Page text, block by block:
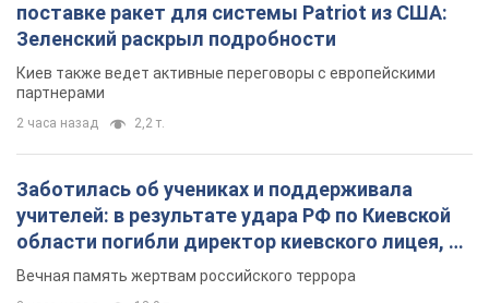
поставке ракет для системы Patriot из США:
Зеленский раскрыл подробности
Киев также ведет активные переговоры с европейскими
партнерами
2 часа назад 2,2 т.
Заботилась об учениках и поддерживала
учителей: в результате удара РФ по Киевской
области погибли директор киевского лицея, её
муж и внук
Вечная память жертвам российского террора